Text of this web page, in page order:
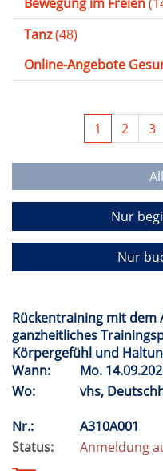
Tanz(48)
Online-Angebote
1 2 3
Nur
Nur
Rückentraining mit dem
ganzheitliches
Körpergefühl und
Wann:
Mo.
Wo:
vhs,
Nr.:
A310A001
Status:
Anmeldung